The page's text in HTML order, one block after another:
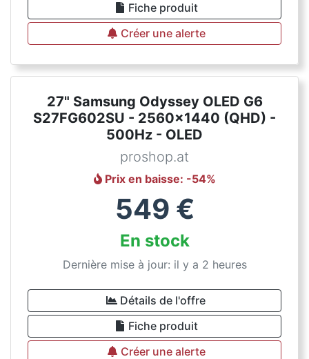
Fiche produit
Créer une alerte
27" Samsung Odyssey OLED G6
S27FG602SU - 2560x1440 (QHD) -
500Hz - OLED
proshop.at
Prix en baisse: -54%
549 €
En stock
Dernière mise à jour: il y a 2 heures
Détails de l'offre
Fiche produit
Créer une alerte